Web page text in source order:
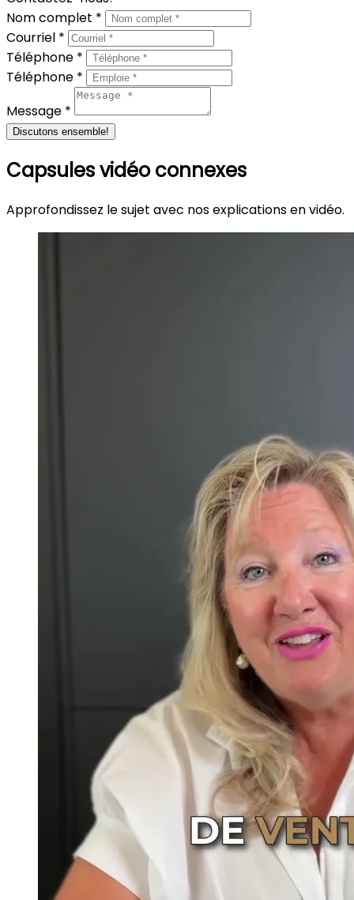
Nom complet *
Courriel *
Téléphone *
Téléphone *
Message *
Discutons ensemble!
Capsules vidéo connexes
Approfondissez le sujet avec nos explications en vidéo.